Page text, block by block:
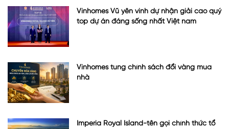
Vinhomes Vũ yên vinh dự nhận giải cao quý
top dự án đáng sống nhất Việt nam
Vinhomes tung chính sách đổi vàng mua
nhà
Imperia Royal Island-tên gọi chính thức tổ